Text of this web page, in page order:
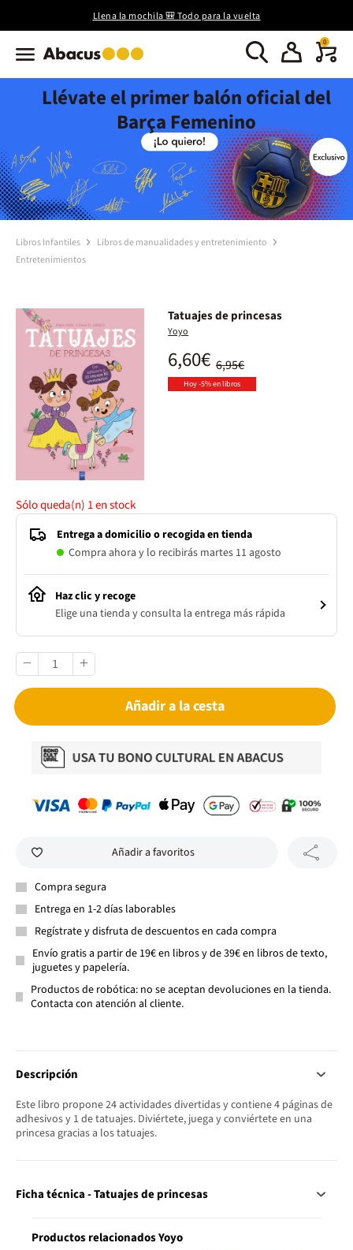
Llena la mochila 🎒 Todo para la vuelta
0
Llévate el primer balón oficial del
Barça Femenino
Libros Infantiles
Libros de manualidades y entretenimiento
Entretenimientos
Tatuajes de princesas
Yoyo
6,95€
6,60€
Hoy -5% en libros
Sólo queda(n) 1en stock
Entrega a domicilio o recogida en tienda
Compra ahora y lo recibirás martes 11 agosto
Haz clic y recoge
Elige una tienda y consulta la entrega más rápida
Añadir a la cesta
Añadir a favoritos
Compra segura
Entrega en 1-2 días laborables
Regístrate y disfruta de descuentos en cada compra
Envío gratis a partir de 19€ en libros y de 39€ en libros de texto,
juguetes y papelería.
Productos de robótica: no se aceptan devoluciones en la tienda.
Contacta con atención al cliente.
Descripción
Este libro propone 24 actividades divertidas y contiene 4 páginas de
adhesivos y 1 de tatuajes. Diviértete, juega y conviértete en una
princesa gracias a los tatuajes.
Ficha técnica - Tatuajes de princesas
Productos relacionados Yoyo